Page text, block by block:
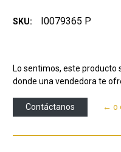
SKU: I0079365 P
Lo sentimos, este producto
donde una vendedora te
Contáctanos ← o